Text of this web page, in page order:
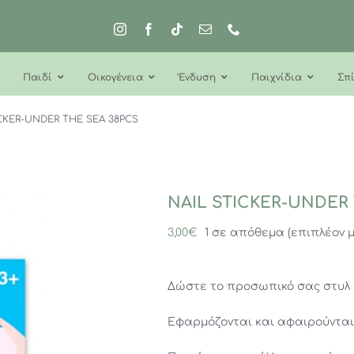
Παιδί Οικογένεια Ένδυση Παιχνίδια
UNDER THE SEA 38PCS
NAIL STICKER-
3,00€ 1 σε απόθεμα (επιπλέον
Δώστε το προσωπικό σας στυλ
Εφαρμόζονται και